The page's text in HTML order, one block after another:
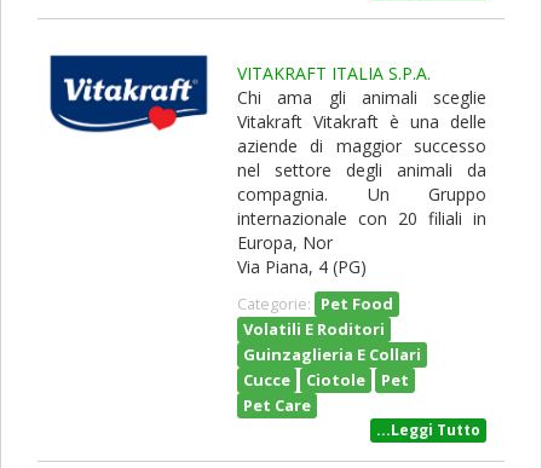
VITAKRAFT ITALIA S.P.A.
Chi ama gli animali sceglie
Vitakraft Vitakraft è una delle
aziende di maggior successo
nel settore degli animali da
compagnia. Un Gruppo
internazionale con 20 filiali in
Europa, Nor
Via Piana, 4 (PG)
Categorie: Pet Food
Volatili E Roditori
Guinzaglieria E Collari
Cucce
Ciotole
Pet
Pet Care
...Leggi Tutto